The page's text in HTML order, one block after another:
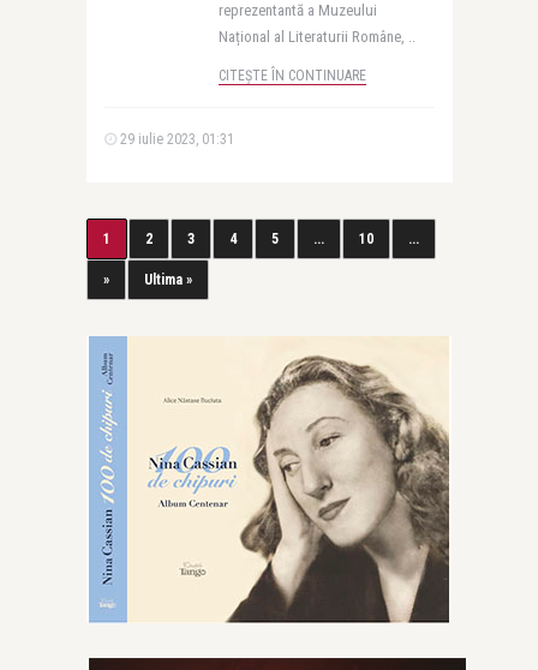
reprezentantă a Muzeului
Național al Literaturii Române, ..
CITEȘTE ÎN CONTINUARE
29 iulie 2023, 01:31
1 2 3 4 5 ... 10 ...
» Ultima »